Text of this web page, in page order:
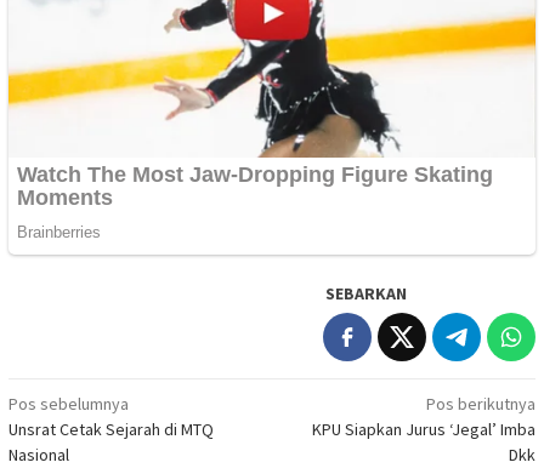
SEBARKAN
Navigasi
pos
Pos sebelumnya
Unsrat Cetak Sejarah di MTQ
Nasional
Pos berikutnya
KPU Siapkan Jurus ‘Jegal’ Imba
Dkk